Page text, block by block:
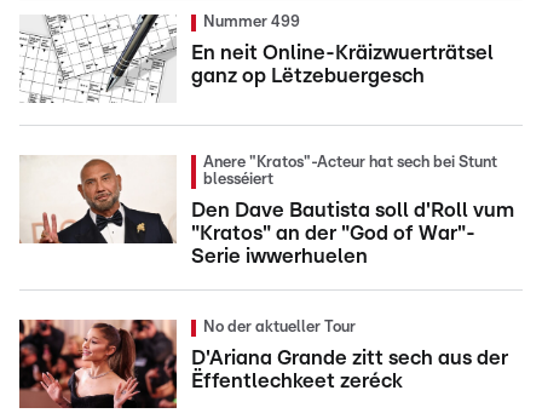
Nummer 499
En neit Online-Kräizwuerträtsel
ganz op Lëtzebuergesch
Anere "Kratos"-Acteur hat sech bei Stunt
blesséiert
Den Dave Bautista soll d'Roll vum
"Kratos" an der "God of War"-
Serie iwwerhuelen
No der aktueller Tour
D'Ariana Grande zitt sech aus der
Ëffentlechkeet zeréck